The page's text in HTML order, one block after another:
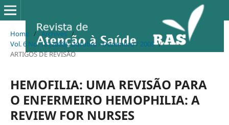
Home / Archives /
Vol. 6 No. 18 (2008): Outubro - Dezembro / 2008 /
ARTIGOS DE REVISÃO
HEMOFILIA: UMA REVISÃO PARA
O ENFERMEIRO HEMOPHILIA: A
REVIEW FOR NURSES